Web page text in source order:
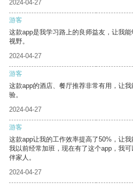
2024-04-27
游客
这款app是我学习路上的良师益友，让我
视野。
2024-04-27
游客
这款app的酒店、餐厅推荐非常有用，让
验。
2024-04-27
游客
这款app让我的工作效率提高了50%，让我
我以前经常加班，现在有了这个app，我
伴家人。
2024-04-27